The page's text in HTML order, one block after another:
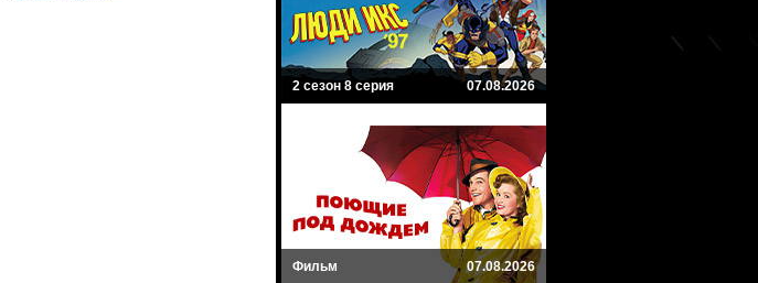
2 сезон 8 серия 07.08.2026
Фильм 07.08.2026